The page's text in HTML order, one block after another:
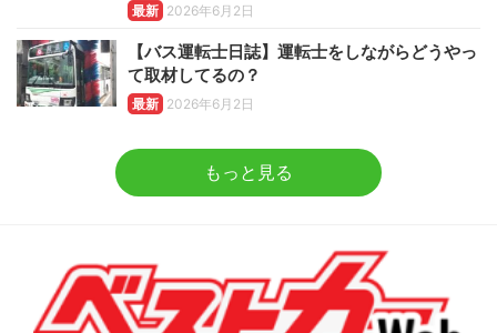
最新 2026年6月2日
【バス運転士日誌】運転士をしながらどうやっ
て取材してるの？
最新 2026年6月2日
もっと見る